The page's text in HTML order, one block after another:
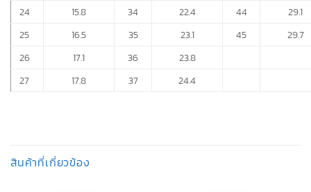
24
15.8 34 22.4 44
29.1
25
16.5 35 23.1 45
29.7
26
17.1 36
23.8
27
17.8 37 24.4
สินค้าที่เกี่ยวข้อง